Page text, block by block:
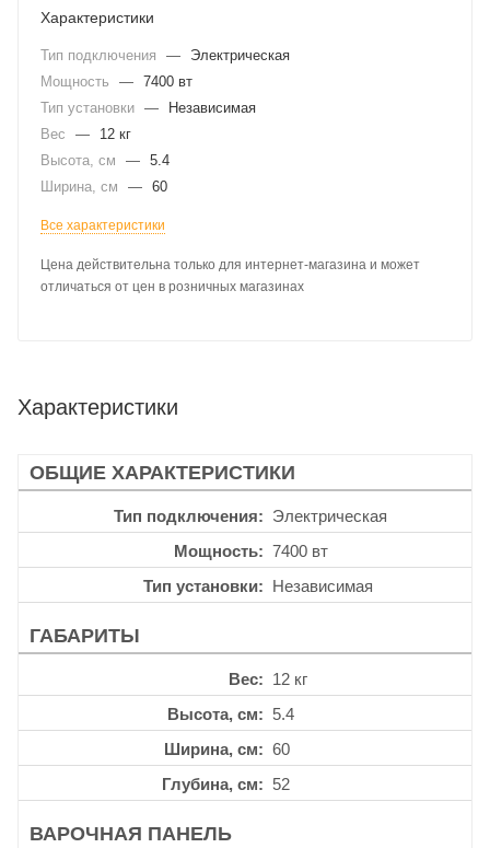
Характеристики
Тип подключения —
Электрическая
Мощность
— 7400 вт
Тип установки —
Независимая
Вес
—
12 кг
Высота, см
— 5.4
Ширина, см
— 60
Все характеристики
Цена действительна только для интернет-магазина и может
отличаться от цен в розничных магазинах
Характеристики
ОБЩИЕ ХАРАКТЕРИСТИКИ
Тип подключения
Электрическая
Мощность
7400 вт
Тип установки
Независимая
ГАБАРИТЫ
Вес
12 кг
Высота, см
5.4
Ширина, см
60
Глубина, см
52
ВАРОЧНАЯ ПАНЕЛЬ